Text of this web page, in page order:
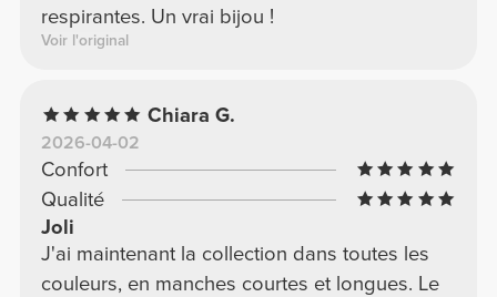
respirantes. Un vrai bijou !
Voir l'original
Chiara G.
2026-04-02
Confort
Qualité
Joli
J'ai maintenant la collection dans toutes les
couleurs, en manches courtes et longues. Le